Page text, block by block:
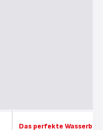
Das perfekte Wasserbad